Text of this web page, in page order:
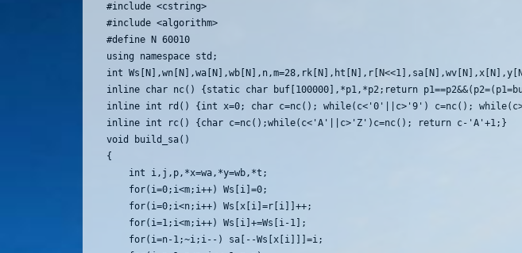
#include <cstring>
#include <algorithm>
#define N 60010
using namespace std;
int
inline char nc() {static char buf[100000],*p1,*p2;return
inline int rd() {int x=0; char c=nc(); while(c<'0'||c>'9') c=nc();
inline int rc() {char c=nc();while(c<'A'||c>'Z')c=nc(); return c-'A'+1;}
void build_sa()
{